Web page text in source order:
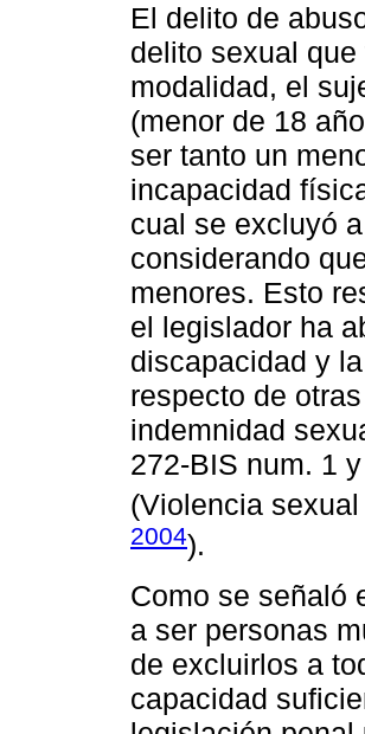
El delito de
delito sexual
modalidad, el
(menor de 18
ser tanto un
incapacidad
cual se excluyó
considerando
menores. Esto
el legislador ha
discapacidad y
respecto de
indemnidad
272-BIS num. 1
(Violencia
2004).
Como se señaló
a ser personas
de excluirlos a
capacidad